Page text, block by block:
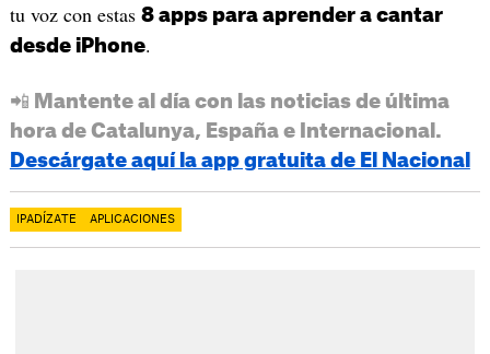
tu voz con estas 8 apps para aprender a cantar
desde iPhone.
📲 Mantente al día con las noticias de última
hora de Catalunya, España e Internacional.
Descárgate aquí la app gratuita de El Nacional
IPADÍZATE APLICACIONES